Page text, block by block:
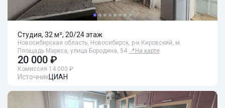
Студия, 32 м², 20/24 этаж
Новосибирская область, Новосибирск, р-н Кировский, м.
Площадь Маркса, улица Бородина, 54 📍 На карте
20 000 ₽
Комиссия 14 000 ₽
ИсточникЦИАН